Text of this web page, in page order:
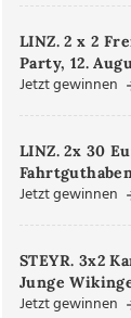
LINZ. 2 x 2
Party, 12.
Jetzt gewinnen
LINZ. 2x 30
Jetzt gewinnen
STEYR. 3x2
Junge
Jetzt gewinnen